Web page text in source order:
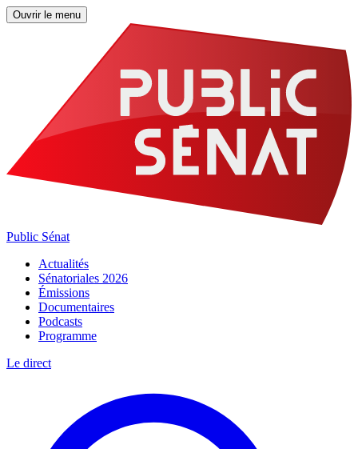
Ouvrir le menu
Public Sénat
Actualités
Sénatoriales 2026
Émissions
Documentaires
Podcasts
Programme
Le direct